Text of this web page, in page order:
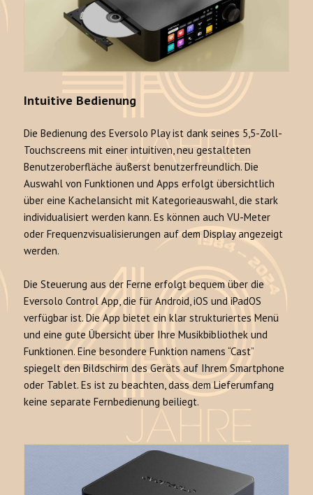
Intuitive Bedienung
Die Bedienung des Eversolo Play ist dank seines 5,5-Zoll-
Touchscreens mit einer intuitiven, neu gestalteten
Benutzeroberfläche äußerst benutzerfreundlich. Die
Auswahl von Funktionen und Apps erfolgt übersichtlich
über eine Kachelansicht mit Kategorieauswahl, die stark
individualisiert werden kann. Es können auch VU-Meter
oder Frequenzvisualisierungen auf dem Display angezeigt
werden.
Die Steuerung aus der Ferne erfolgt bequem über die
Eversolo Control App, die für Android, iOS und iPadOS
verfügbar ist. Die App bietet ein klar strukturiertes Menü
und eine gute Übersicht über Ihre Musikbibliothek und
Funktionen. Eine besondere Funktion namens “Cast”
spiegelt den Bildschirm des Geräts auf Ihrem Smartphone
oder Tablet. Es ist zu beachten, dass dem Lieferumfang
keine separate Fernbedienung beiliegt.